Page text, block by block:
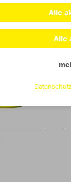
Alle
Alle
Datenschutz